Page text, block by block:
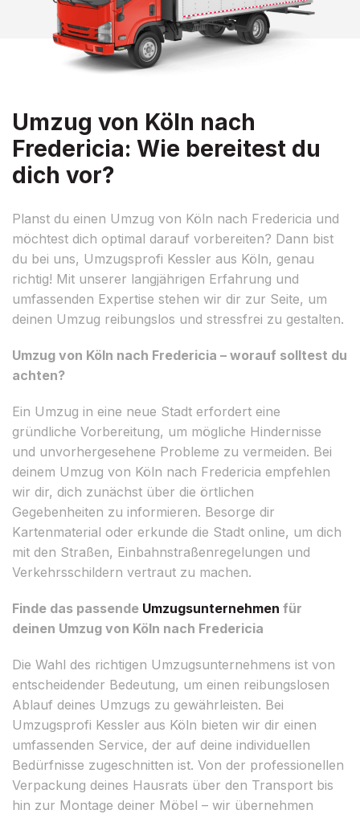
Umzug von Köln nach
Fredericia: Wie bereitest du
dich vor?
Planst du einen Umzug von Köln nach Fredericia und
möchtest dich optimal darauf vorbereiten? Dann bist
du bei uns, Umzugsprofi Kessler aus Köln, genau
richtig! Mit unserer langjährigen Erfahrung und
umfassenden Expertise stehen wir dir zur Seite, um
deinen Umzug reibungslos und stressfrei zu gestalten.
Umzug von Köln nach Fredericia – worauf solltest du
achten?
Ein Umzug in eine neue Stadt erfordert eine
gründliche Vorbereitung, um mögliche Hindernisse
und unvorhergesehene Probleme zu vermeiden. Bei
deinem Umzug von Köln nach Fredericia empfehlen
wir dir, dich zunächst über die örtlichen
Gegebenheiten zu informieren. Besorge dir
Kartenmaterial oder erkunde die Stadt online, um dich
mit den Straßen, Einbahnstraßenregelungen und
Verkehrsschildern vertraut zu machen.
Finde das passende Umzugsunternehmen für
deinen Umzug von Köln nach Fredericia
Die Wahl des richtigen Umzugsunternehmens ist von
entscheidender Bedeutung, um einen reibungslosen
Ablauf deines Umzugs zu gewährleisten. Bei
Umzugsprofi Kessler aus Köln bieten wir dir einen
umfassenden Service, der auf deine individuellen
Bedürfnisse zugeschnitten ist. Von der professionellen
Verpackung deines Hausrats über den Transport bis
hin zur Montage deiner Möbel – wir übernehmen